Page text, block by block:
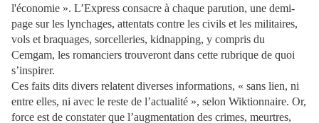
l'économie ». L’Express consacre à chaque parution, une demi-
page sur les lynchages, attentats contre les civils et les militaires,
vols et braquages, sorcelleries, kidnapping, y compris du
Cemgam, les romanciers trouveront dans cette rubrique de quoi
s’inspirer.
Ces faits dits divers relatent diverses informations, « sans lien, ni
entre elles, ni avec le reste de l’actualité », selon Wiktionnaire. Or,
force est de constater que l’augmentation des crimes, meurtres,